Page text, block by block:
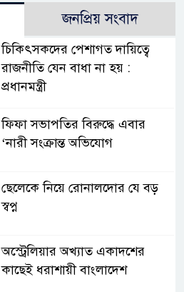
জনপ্রিয় সংবাদ
চিকিৎসকদের পেশাগত দায়িত্বে
রাজনীতি যেন বাধা না হয় :
প্রধানমন্ত্রী
ফিফা সভাপতির বিরুদ্ধে এবার
‘নারী সংক্রান্ত অভিযোগ
ছেলেকে নিয়ে রোনালদোর যে বড়
স্বপ্ন
অস্ট্রেলিয়ার অখ্যাত একাদশের
কাছেই ধরাশায়ী বাংলাদেশ